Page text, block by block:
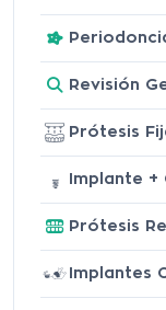
Revisión
Prótesis
Implante
Prótesis
Implantes